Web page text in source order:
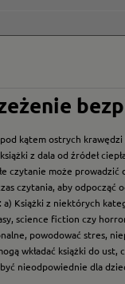
kątem ostrych
z dala od źródeł
czytanie może
czytania, aby odpocząć
Książki z niektórych
science fiction czy
powodować stres,
wkładać książki do
nieodpowiednie dla